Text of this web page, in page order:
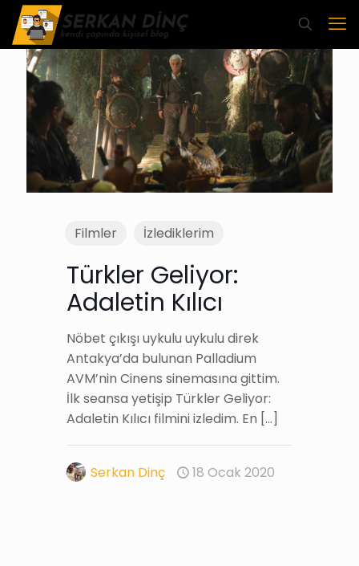
Filmler İzlediklerim
Türkler Geliyor:
Adaletin Kılıcı
Nöbet çıkışı uykulu uykulu direk
Antakya’da bulunan Palladium
AVM’nin Cinens sinemasına gittim.
İlk seansa yetişip Türkler Geliyor:
Adaletin Kılıcı filmini izledim. En […]
Serkan Dinç 18 Ocak 2020